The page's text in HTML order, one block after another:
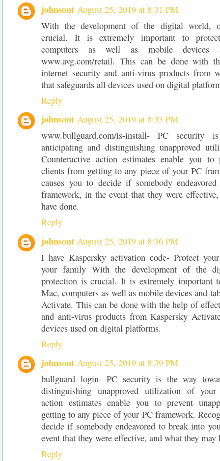
johnsont August 25, 2019 at 8:31 PM
With the development of the digital world,
crucial. It is extremely important to
computers as well as mobile devices
www.avg.com/retail. This can be done with
internet security and anti-virus products from
that safeguards all devices used on digital
Reply
johnsont August 25, 2019 at 8:33 PM
www.bullguard.com/is-install- PC security
anticipating and distinguishing unapproved
Counteractive action estimates enable you to
clients from getting to any piece of your PC
causes you to decide if somebody
framework, in the event that they were
have done.
Reply
johnsont August 25, 2019 at 8:36 PM
I have Kaspersky activation code- Protect
your family With the development of the
protection is crucial. It is extremely important
Mac, computers as well as mobile devices and
Activate. This can be done with the help of
and anti-virus products from Kaspersky
devices used on digital platforms.
Reply
johnsont August 25, 2019 at 8:39 PM
bullguard login- PC security is the way
distinguishing unapproved utilization of your
action estimates enable you to prevent
getting to any piece of your PC framework.
decide if somebody endeavored to break into
event that they were effective, and what they may
Reply